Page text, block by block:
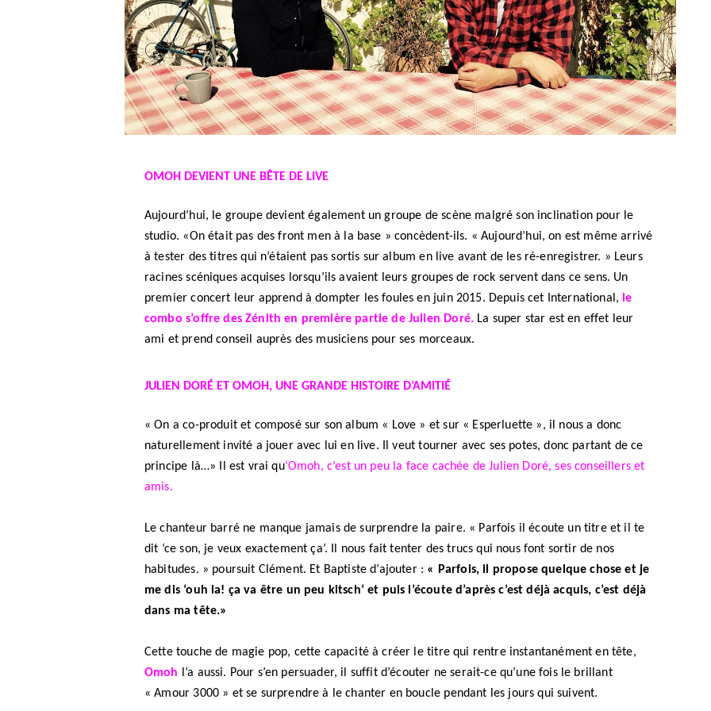
OMOH DEVIENT UNE BÊTE DE LIVE
Aujourd’hui, le groupe devient également un groupe de scène malgré son inclination pour le
studio. «On était pas des front men à la base » concèdent-ils. « Aujourd’hui, on est même arrivé
à tester des titres qui n’étaient pas sortis sur album en live avant de les ré-enregistrer. » Leurs
racines scéniques acquises lorsqu’ils avaient leurs groupes de rock servent dans ce sens. Un
premier concert leur apprend à dompter les foules en juin 2015. Depuis cet International, le
combo s’offre des Zénith en première partie de Julien Doré. La super star est en effet leur
ami et prend conseil auprès des musiciens pour ses morceaux.
JULIEN DORÉ ET OMOH, UNE GRANDE HISTOIRE D’AMITIÉ
« On a co-produit et composé sur son album « Love » et sur « Esperluette », il nous a donc
naturellement invité a jouer avec lui en live. Il veut tourner avec ses potes, donc partant de ce
principe là…» Il est vrai qu‘Omoh, c’est un peu la face cachée de Julien Doré, ses conseillers et
amis.
Le chanteur barré ne manque jamais de surprendre la paire. « Parfois il écoute un titre et il te
dit ‘ce son, je veux exactement ça’. Il nous fait tenter des trucs qui nous font sortir de nos
habitudes. » poursuit Clément. Et Baptiste d’ajouter : « Parfois, il propose quelque chose et je
me dis ‘ouh la! ça va être un peu kitsch’ et puis l’écoute d’après c’est déjà acquis, c’est déjà
dans ma tête.»
Cette touche de magie pop, cette capacité à créer le titre qui rentre instantanément en tête,
Omoh
l’a aussi. Pour s’en persuader, il suffit d’écouter ne serait-ce qu’une fois le brillant
« Amour 3000 » et se surprendre à le chanter en boucle pendant les jours qui suivent.
LIFESTYLE
France 3
18 FÉVRIER 2021